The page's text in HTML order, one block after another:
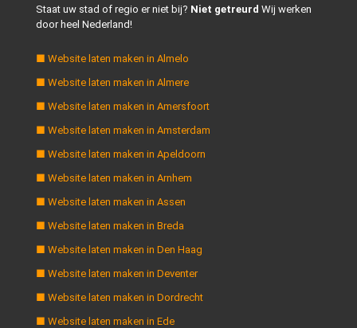
Staat uw stad of regio er niet bij? Niet getreurd Wij werken
door heel Nederland!
■ Website laten maken in Almelo
■ Website laten maken in Almere
■ Website laten maken in Amersfoort
■ Website laten maken in Amsterdam
■ Website laten maken in Apeldoorn
■ Website laten maken in Arnhem
■ Website laten maken in Assen
■ Website laten maken in Breda
■ Website laten maken in Den Haag
■ Website laten maken in Deventer
■ Website laten maken in Dordrecht
■ Website laten maken in Ede